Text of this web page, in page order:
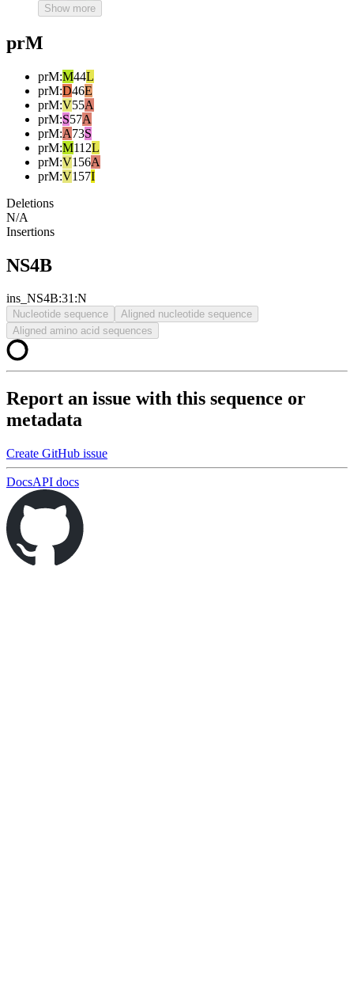
Show more
prM
prM:M44L
prM:D46E
prM:V55A
prM:S57A
prM:A73S
prM:M112L
prM:V156A
prM:V157I
Deletions
N/A
Insertions
NS4B
ins_NS4B:31:N
Nucleotide sequence
Aligned nucleotide sequence
Aligned amino acid sequences
Report an issue with this sequence or
metadata
Create GitHub issue
DocsAPI docs